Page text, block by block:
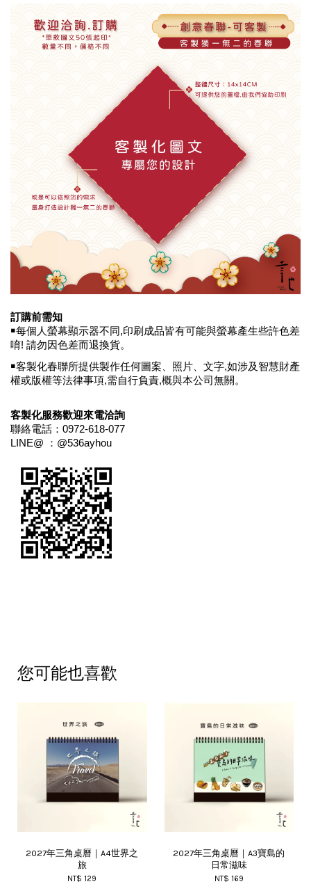
訂購前需知
￭每個人螢幕顯示器不同,印刷成品皆有可能與螢幕產生些許色差
唷! 請勿因色差而退換貨。
￭客製化春聯所提供製作任何圖案、照片、文字,如涉及智慧財產
權或版權等法律事項,需自行負責,概與本公司無關。
客製化服務歡迎來電洽詢
聯絡電話： 0972-618-077
LINE@
： @536ayhou
您可能也喜歡
2027年三角桌曆｜A4世界之
旅
NT$ 129
2027年三角桌曆｜A3寶島的
日常滋味
NT$ 169